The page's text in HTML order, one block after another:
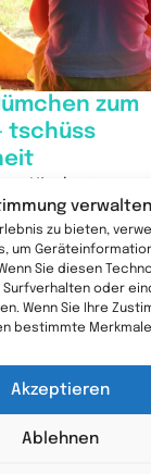
verwalten
zu bieten,
um
Sie diesen
Surfverhalten oder
Wenn Sie Ihre
bestimmte
Akzeptieren
Ablehnen
zum
tschüss
mit sich
sie
Der Blick
ist...